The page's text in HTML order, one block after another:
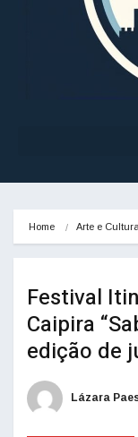
Home Arte e Cultura
Festival
Caipira
edição de
Lázara